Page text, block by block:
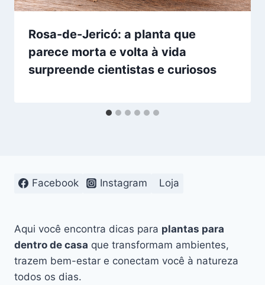
Rosa-de-Jericó: a planta que
parece morta e volta à vida
surpreende cientistas e curiosos
Facebook Instagram Loja
Aqui você encontra dicas para plantas para
dentro de casa que transformam ambientes,
trazem bem-estar e conectam você à natureza
todos os dias.